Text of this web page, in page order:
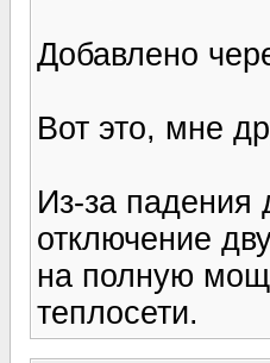
Добавлено
Вот это, мне
Из-за падения
отключение
на полную
теплосети.